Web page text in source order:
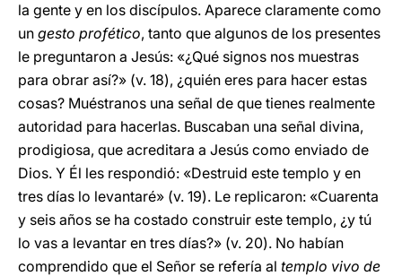
la gente y en los discípulos. Aparece claramente como
un gesto profético, tanto que algunos de los presentes
le preguntaron a Jesús: «¿Qué signos nos muestras
para obrar así?» (v. 18), ¿quién eres para hacer estas
cosas? Muéstranos una señal de que tienes realmente
autoridad para hacerlas. Buscaban una señal divina,
prodigiosa, que acreditara a Jesús como enviado de
Dios. Y Él les respondió: «Destruid este templo y en
tres días lo levantaré» (v. 19). Le replicaron: «Cuarenta
y seis años se ha costado construir este templo, ¿y tú
lo vas a levantar en tres días?» (v. 20). No habían
comprendido que el Señor se refería al templo vivo de